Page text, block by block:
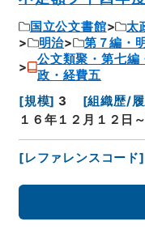
国立公文書館 太
明治
第７編・
公文類聚・第七編
政・経費五
[規模] 3 [組織歴/
１６年１２月１２日
[レファレンスコード]